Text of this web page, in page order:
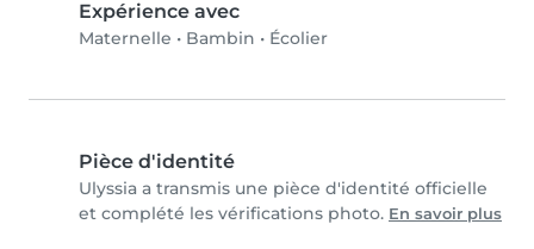
Expérience avec
Maternelle • Bambin • Écolier
Pièce d'identité
Ulyssia a transmis une pièce d'identité officielle
et complété les vérifications photo. En savoir plus